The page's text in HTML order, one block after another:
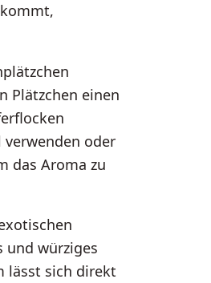
Plätzchen einen
oder
das Aroma zu
und würziges
lässt sich direkt